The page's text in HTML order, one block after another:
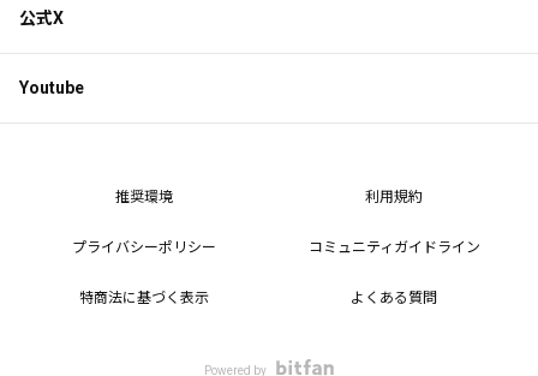
公式X
Youtube
推奨環境 利用規約
プライバシーポリシー コミュニティガイドライン
特商法に基づく表示 よくある質問
Powered by